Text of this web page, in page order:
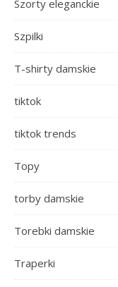
Szorty eleganckie
Szpilki
T-shirty damskie
tiktok
tiktok trends
Topy
torby damskie
Torebki damskie
Traperki